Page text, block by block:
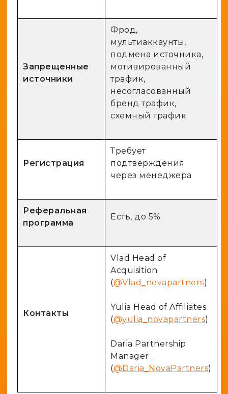
Запрещенные
источники
Фрод,
мультиаккаунты,
подмена источника,
мотивированный
трафик,
несогласованный
бренд трафик,
схемный трафик
Регистрация
Требует
подтверждения
через менеджера
Реферальная
программа
Есть, до 5%
Контакты
Vlad Head of
Acquisition
(@Vlad_novapartners)
Yulia Head of Affiliates
(@yulia_novapartners)
Daria Partnership
Manager
(@Daria_NovaPartners)